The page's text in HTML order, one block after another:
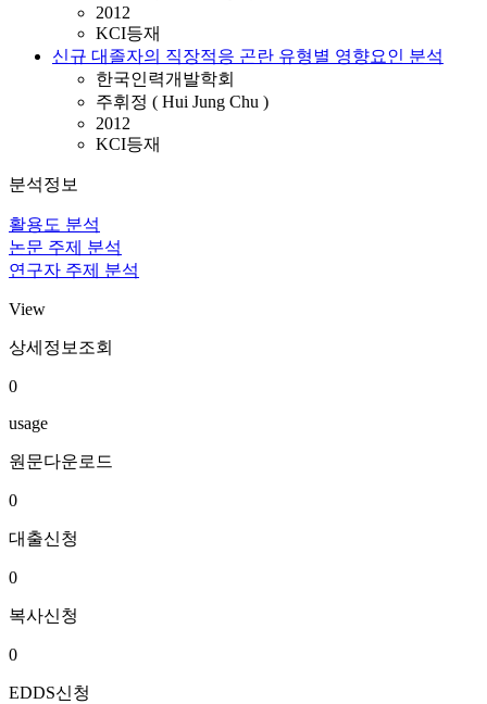
2012
KCI등재
신규 대졸자의 직장적응 곤란 유형별 영향요인 분석
한국인력개발학회
주휘정 ( Hui Jung Chu )
2012
KCI등재
분석정보
활용도 분석
논문 주제 분석
연구자 주제 분석
View
상세정보조회
0
usage
원문다운로드
0
대출신청
0
복사신청
0
EDDS신청